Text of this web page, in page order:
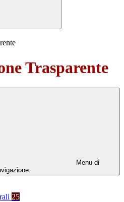
Trasparente
Menu di
25